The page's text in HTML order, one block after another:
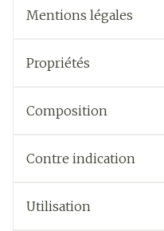
Mentions légales
Propriétés
Composition
Contre indication
Utilisation